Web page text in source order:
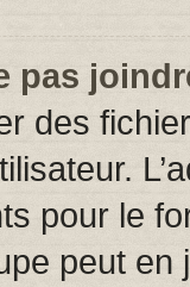
pas
des
pour le
peut en